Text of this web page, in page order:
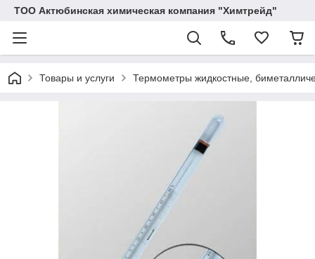
ТОО Актюбинская химическая компания "Химтрейд"
Товары и услуги Термометры жидкостные,